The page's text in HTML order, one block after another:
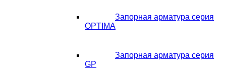
Запорная арматура серия
OPTIMA
Запорная арматура серия
GP